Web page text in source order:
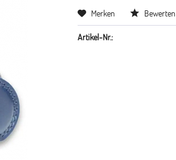
Merken Bewerten
Artikel-Nr.: